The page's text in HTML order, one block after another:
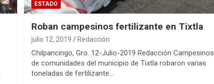
ESTADO
Roban campesinos fertilizante en Tixtla
julio 12, 2019 Redacción
Chilpancingo, Gro. 12-Julio-2019 Redacción Campesinos
de comunidades del municipio de Tixtla robaron varias
toneladas de fertilizante…